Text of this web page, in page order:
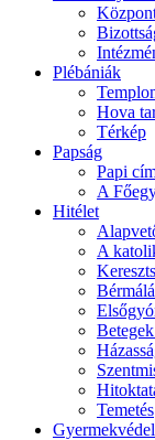
Plébániák
Hova
Térkép
Papság
Papi
A
Hitélet
A
Temetés